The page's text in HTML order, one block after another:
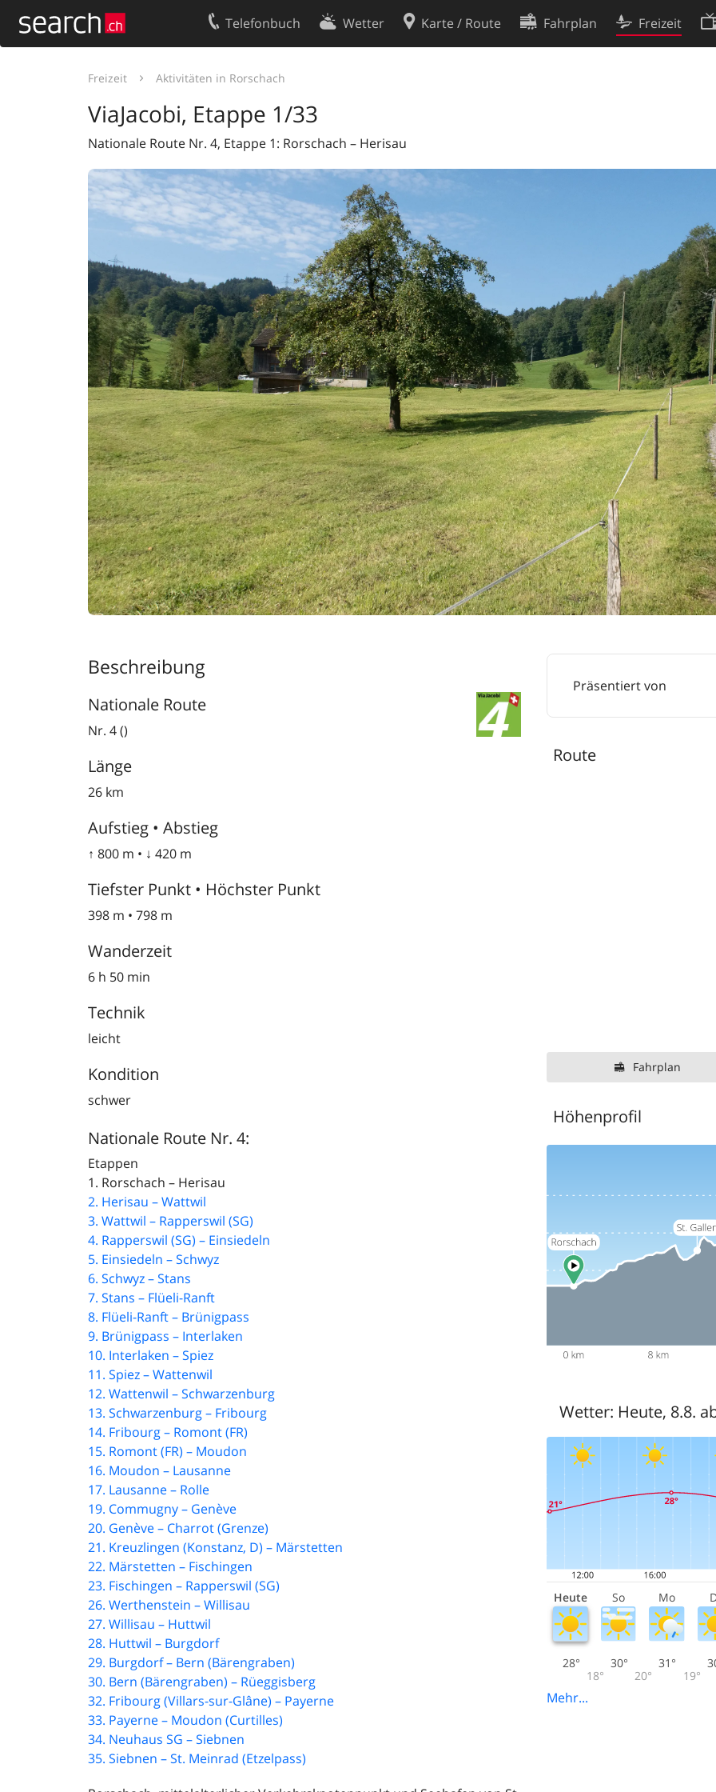
Telefonbuch Wetter Karte / Route Fahrplan Freizeit
Freizeit Aktivitäten in Rorschach
ViaJacobi, Etappe 1/33
Nationale Route Nr. 4, Etappe 1: Rorschach – Herisau
Beschreibung
Nationale Route
Nr. 4 ()
Länge
26 km
Aufstieg • Abstieg
↑ 800 m • ↓ 420 m
Tiefster Punkt • Höchster Punkt
398 m • 798 m
Wanderzeit
6 h 50 min
Technik
leicht
Kondition
schwer
Nationale Route Nr. 4:
Etappen
1. Rorschach – Herisau
2. Herisau – Wattwil
3. Wattwil – Rapperswil (SG)
4. Rapperswil (SG) – Einsiedeln
5. Einsiedeln – Schwyz
6. Schwyz – Stans
7. Stans – Flüeli-Ranft
8. Flüeli-Ranft – Brünigpass
9. Brünigpass – Interlaken
10. Interlaken – Spiez
11. Spiez – Wattenwil
12. Wattenwil – Schwarzenburg
13. Schwarzenburg – Fribourg
14. Fribourg – Romont (FR)
15. Romont (FR) – Moudon
16. Moudon – Lausanne
17. Lausanne – Rolle
19. Commugny – Genève
20. Genève – Charrot (Grenze)
21. Kreuzlingen (Konstanz, D) – Märstetten
22. Märstetten – Fischingen
23. Fischingen – Rapperswil (SG)
26. Werthenstein – Willisau
27. Willisau – Huttwil
28. Huttwil – Burgdorf
29. Burgdorf – Bern (Bärengraben)
30. Bern (Bärengraben) – Rüeggisberg
32. Fribourg (Villars-sur-Glâne) – Payerne
33. Payerne – Moudon (Curtilles)
34. Neuhaus SG – Siebnen
35. Siebnen – St. Meinrad (Etzelpass)
Präsentiert von
Route
Fahrplan
Höhenprofil
Wetter: Heute, 8.8.
Heute So Mo
28°
18°
30°
20°
31°
19°
Mehr...
Datenschutzerklärung